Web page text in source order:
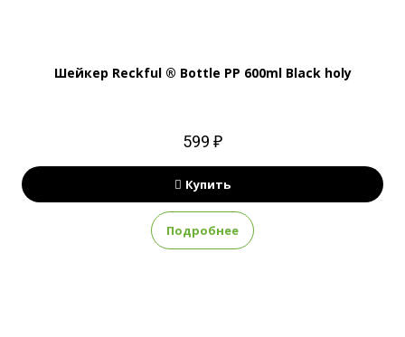
Шейкер Reckful ® Bottle PP 600ml Black holy
599 ₽
Купить
Подробнее